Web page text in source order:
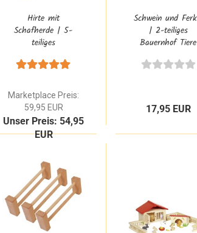
Hirte mit
Schafherde | 5-
teiliges
| Holztiger |
Zubehör
Marketplace Preis:
59,95 EUR
Unser Preis: 54,95
EUR
Schwein und
| 2-teiliges
Bauernhof Tiere
Bauernhof Zubehör
17,95 EUR